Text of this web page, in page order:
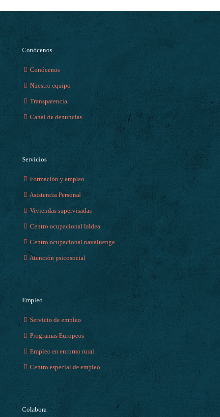
Conócenos
Conócenos
Nuestro equipo
Transparencia
Canal de denuncias
Servicios
Formación y empleo
Asistencia Personal
Viviendas supervisadas
Centro ocupacional laldea
Centro ocupacional navaluenga
Atención psicosocial
Empleo
Servicio de empleo
Programas Europeos
Empleo en entorno rural
Centro especial de empleo
Colabora